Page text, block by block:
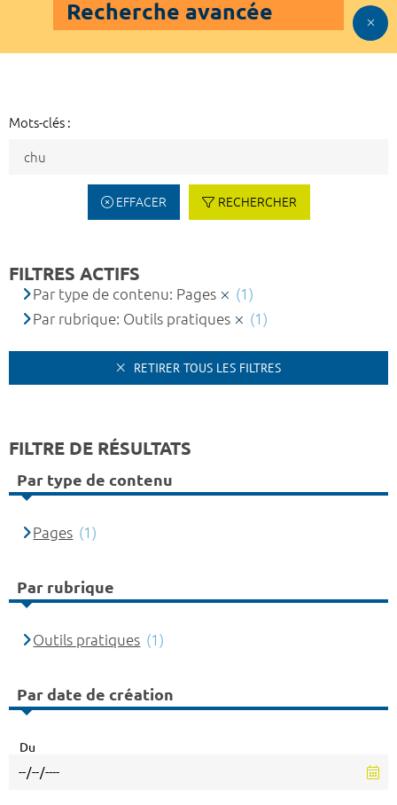
Recherche avancée
Mots-clés :
EFFACER RECHERCHER
FILTRES ACTIFS
Par type de contenu: Pages
(1)
Par rubrique: Outils pratiques
(1)
RETIRER TOUS LES FILTRES
FILTRE DE RÉSULTATS
Par type de contenu
Pages (1)
Par rubrique
Outils pratiques (1)
Par date de création
Du